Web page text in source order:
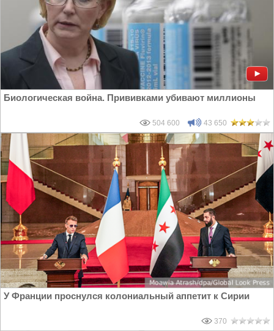
Биологическая война. Прививками убивают миллионы
504 600 43 650
У Франции проснулся колониальный аппетит к Сирии
370